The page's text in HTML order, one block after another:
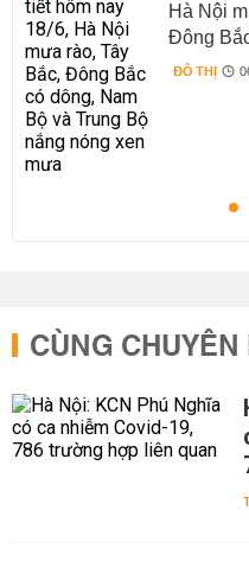
Hà Nội
Đông
Trung
ĐÔ THỊ
CÙNG